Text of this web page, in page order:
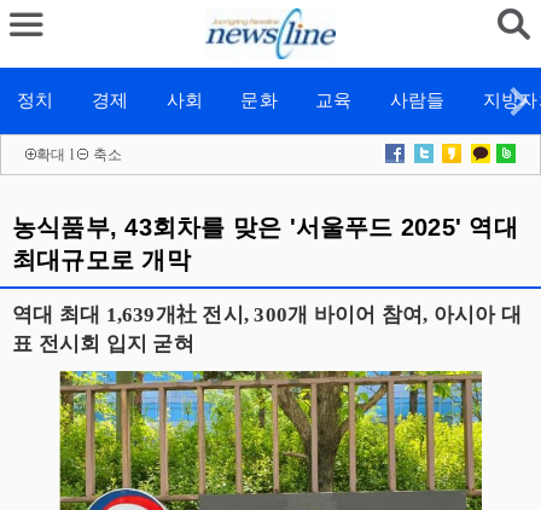
정치 경제 사회 문화 교육 사람들 지방
확대 l 축소
농식품부, 43회차를 맞은 '서울푸드 2025' 역대
최대규모로 개막
역대 최대 1,639개社 전시, 300개 바이어 참여, 아시아 대
표 전시회 입지 굳혀